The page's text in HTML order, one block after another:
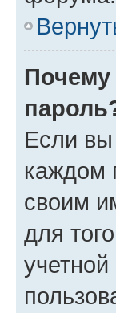
Почему
Если вы
каждом
своим
для